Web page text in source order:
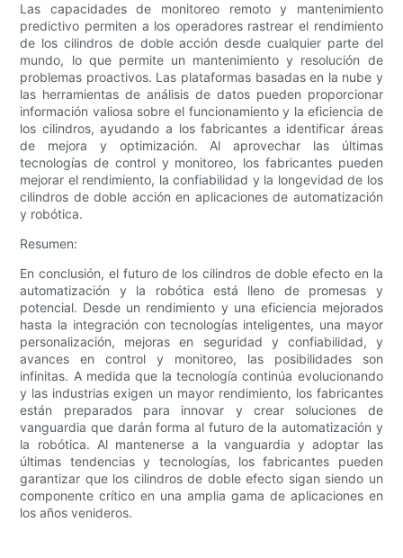
Las capacidades de monitoreo remoto y mantenimiento
predictivo permiten a los operadores rastrear el rendimiento
de los cilindros de doble acción desde cualquier parte del
mundo, lo que permite un mantenimiento y resolución de
problemas proactivos. Las plataformas basadas en la nube y
las herramientas de análisis de datos pueden proporcionar
información valiosa sobre el funcionamiento y la eficiencia de
los cilindros, ayudando a los fabricantes a identificar áreas
de mejora y optimización. Al aprovechar las últimas
tecnologías de control y monitoreo, los fabricantes pueden
mejorar el rendimiento, la confiabilidad y la longevidad de los
cilindros de doble acción en aplicaciones de automatización
y robótica.
Resumen:
En conclusión, el futuro de los cilindros de doble efecto en la
automatización y la robótica está lleno de promesas y
potencial. Desde un rendimiento y una eficiencia mejorados
hasta la integración con tecnologías inteligentes, una mayor
personalización, mejoras en seguridad y confiabilidad, y
avances en control y monitoreo, las posibilidades son
infinitas. A medida que la tecnología continúa evolucionando
y las industrias exigen un mayor rendimiento, los fabricantes
están preparados para innovar y crear soluciones de
vanguardia que darán forma al futuro de la automatización y
la robótica. Al mantenerse a la vanguardia y adoptar las
últimas tendencias y tecnologías, los fabricantes pueden
garantizar que los cilindros de doble efecto sigan siendo un
componente crítico en una amplia gama de aplicaciones en
los años venideros.